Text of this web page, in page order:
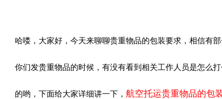
哈喽，大家好，今天来聊聊贵重物品的包装要求，相信有
你们发贵重物品的时候，有没有看到相关工作人员是怎么
的哟，下面给大家详细讲一下， 航空托运贵重物品的包